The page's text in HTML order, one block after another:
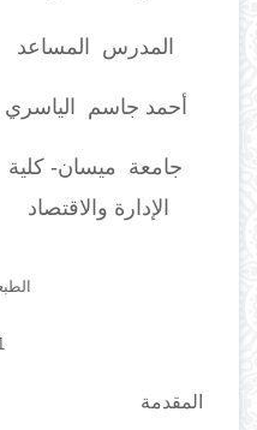
المدرس المساعد
أحمد جاسم الياسري
جامعة ميسان- كلية
الإدارة والاقتصاد
المقدمة